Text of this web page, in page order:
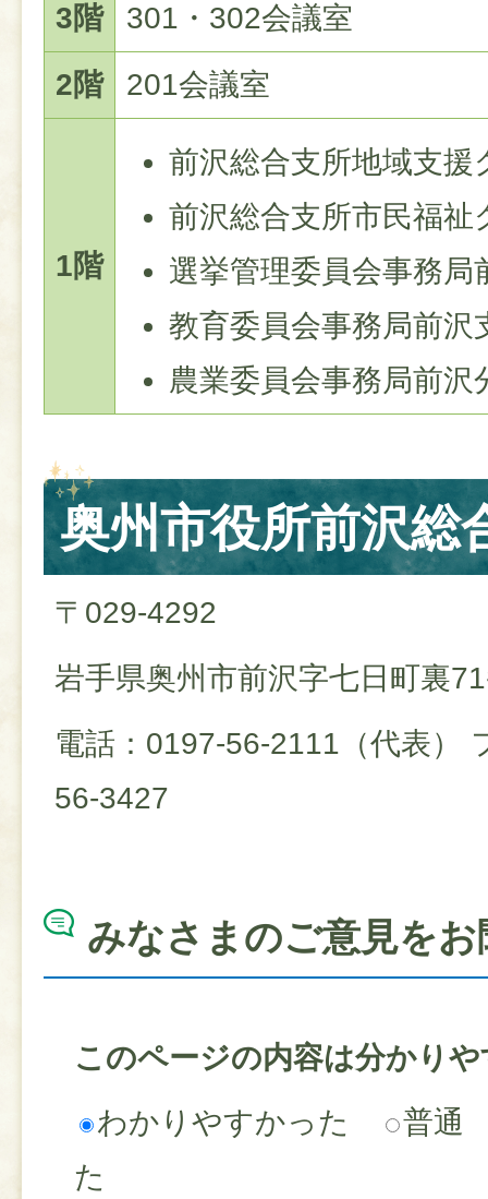
3階
301・302会議室
2階
201会議室
1階
前沢総合支所地域支援
前沢総合支所市民福祉
選挙管理委員会事務局
教育委員会事務局前沢
農業委員会事務局前沢
奥州市役所前沢総
〒029-4292
岩手県奥州市前沢字七日町裏
電話：0197-56-2111（代表）
56-3427
みなさまのご意見を
このページの内容は分かり
わかりやすかった
普通
た